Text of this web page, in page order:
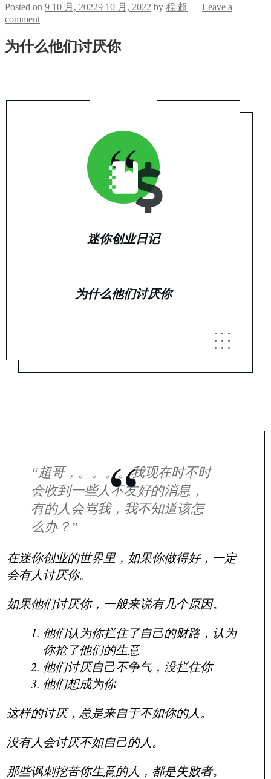
Posted on 9 10 月, 20229 10 月, 2022 by 程 超 — Leave a
comment
为什么他们讨厌你
“
迷你创业日记
为什么他们讨厌你
“
“超哥，。。。。我现在时不时
会收到一些人不友好的消息，
有的人会骂我，我不知道该怎
么办？”
在迷你创业的世界里，如果你做得好，一定
会有人讨厌你。
如果他们讨厌你，一般来说有几个原因。
他们认为你拦住了自己的财路，认为
你抢了他们的生意
他们讨厌自己不争气，没拦住你
他们想成为你
这样的讨厌，总是来自于不如你的人。
没有人会讨厌不如自己的人。
那些讽刺挖苦你生意的人，都是失败者。